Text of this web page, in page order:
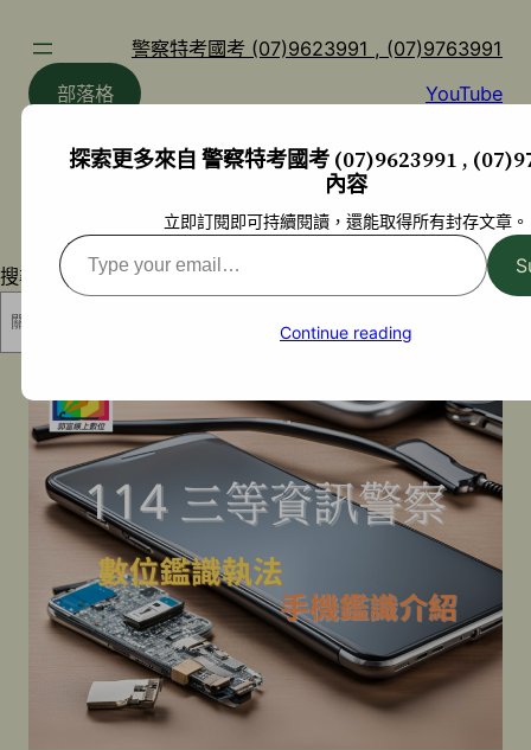
警察特考國考 (07)9623991 , (07)9763991
部落格
YouTube
搜尋
探索更多來自 警察特考國考 (07)9623991 ,
內容
立即訂閱即可持續閱讀，還能取得所有封存文章。
Type
your
Continue reading